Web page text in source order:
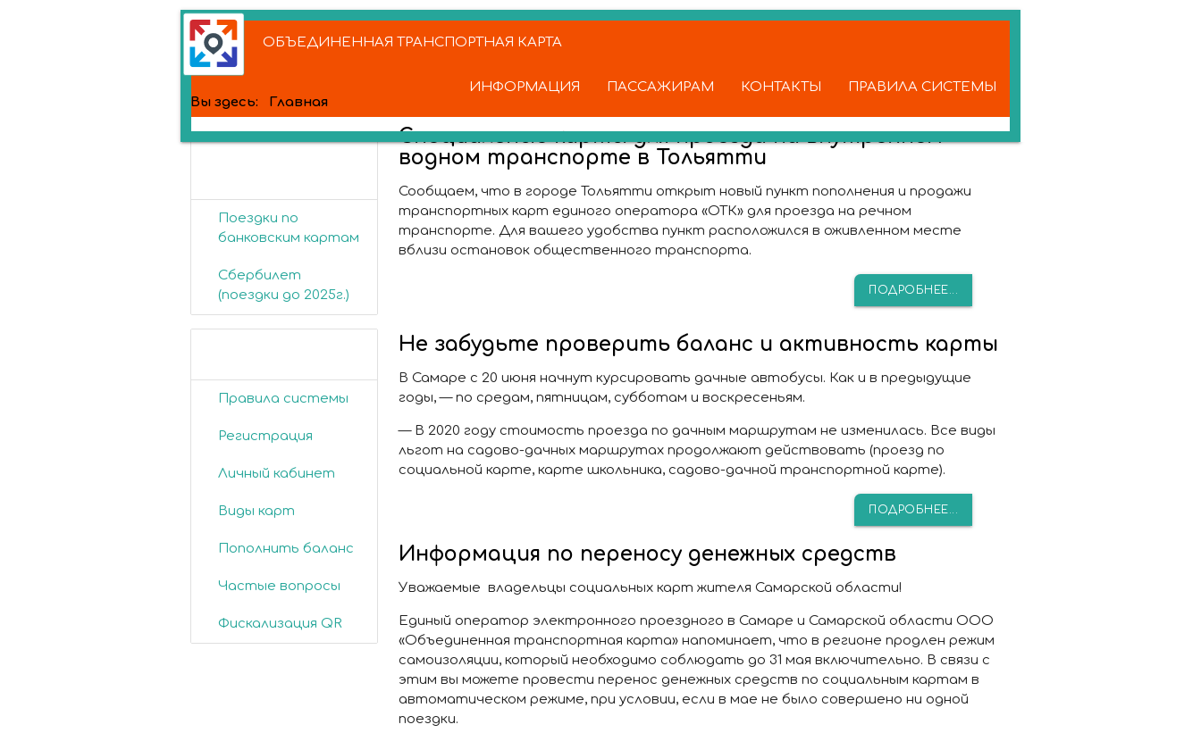
ОБЪЕДИНЕННАЯ ТРАНСПОРТНАЯ КАРТА
ИНФОРМАЦИЯ ПАССАЖИРАМ КОНТАКТЫ
ПРАВИЛА СИСТЕМЫ
Вы здесь: Главная
Поездки по
банковским картам
Сбербилет
(поездки до 2025г.)
Правила системы
Регистрация
Личный кабинет
Виды карт
Пополнить баланс
Частые вопросы
Фискализация QR
Специальные карты для проезда на внутреннем
водном транспорте в Тольятти
Сообщаем, что в городе Тольятти открыт новый пункт пополнения и продажи
транспортных карт единого оператора «ОТК» для проезда на речном
транспорте. Для вашего удобства пункт расположился в оживленном месте
вблизи остановок общественного транспорта.
ПОДРОБНЕЕ...
Не забудьте проверить баланс и активность карты
В Самаре с 20 июня начнут курсировать дачные автобусы. Как и в предыдущие
годы, — по средам, пятницам, субботам и воскресеньям.
— В 2020 году стоимость проезда по дачным маршрутам не изменилась. Все виды
льгот на садово-дачных маршрутах продолжают действовать (проезд по
социальной карте, карте школьника, садово-дачной транспортной карте).
ПОДРОБНЕЕ...
Информация по переносу денежных средств
Уважаемые владельцы социальных карт жителя Самарской области!
Единый оператор электронного проездного в Самаре и Самарской области ООО
«Объединенная транспортная карта» напоминает, что в регионе продлен режим
самоизоляции, который необходимо соблюдать до 31 мая включительно. В связи с
этим вы можете провести перенос денежных средств по социальным картам в
автоматическом режиме, при условии, если в мае не было совершено ни одной
поездки.